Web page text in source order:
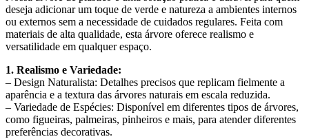
deseja adicionar um toque de verde e natureza a ambientes internos
ou externos sem a necessidade de cuidados regulares. Feita com
materiais de alta qualidade, esta árvore oferece realismo e
versatilidade em qualquer espaço.
1. Realismo e Variedade:
– Design Naturalista: Detalhes precisos que replicam fielmente a
aparência e a textura das árvores naturais em escala reduzida.
– Variedade de Espécies: Disponível em diferentes tipos de árvores,
como figueiras, palmeiras, pinheiros e mais, para atender diferentes
preferências decorativas.